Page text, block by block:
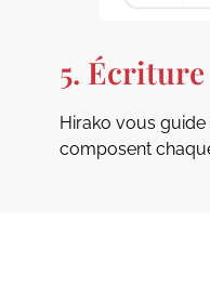
5. Écriture
Hirako vous
composent